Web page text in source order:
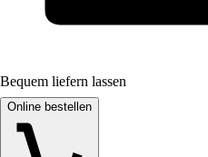
Bequem liefern lassen
Online bestellen